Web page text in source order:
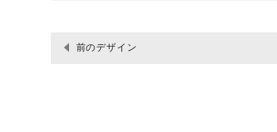
前のデザイン